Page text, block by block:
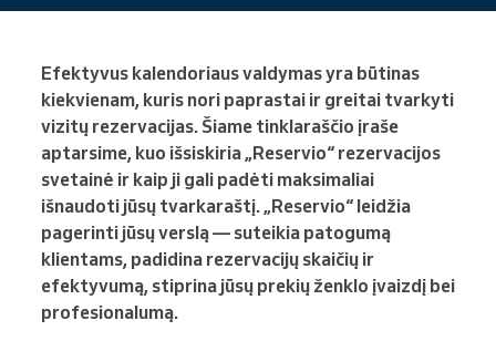
Efektyvus kalendoriaus valdymas yra būtinas
kiekvienam, kuris nori paprastai ir greitai tvarkyti
vizitų rezervacijas. Šiame tinklaraščio įraše
aptarsime, kuo išsiskiria „Reservio“ rezervacijos
svetainė ir kaip ji gali padėti maksimaliai
išnaudoti jūsų tvarkaraštį. „Reservio“ leidžia
pagerinti jūsų verslą — suteikia patogumą
klientams, padidina rezervacijų skaičių ir
efektyvumą, stiprina jūsų prekių ženklo įvaizdį bei
profesionalumą.